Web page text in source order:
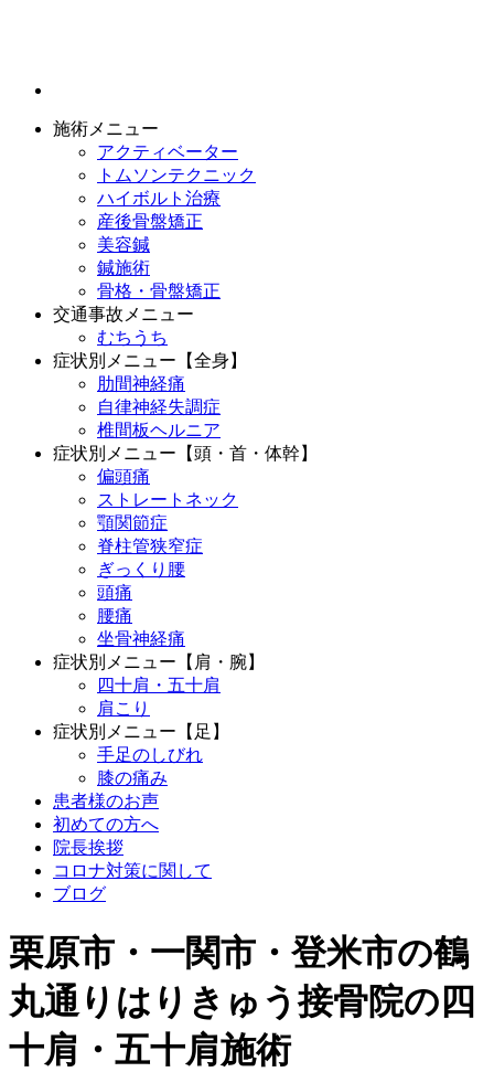
施術メニュー
アクティベーター
トムソンテクニック
ハイボルト治療
産後骨盤矯正
美容鍼
鍼施術
骨格・骨盤矯正
交通事故メニュー
むちうち
症状別メニュー【全身】
肋間神経痛
自律神経失調症
椎間板ヘルニア
症状別メニュー【頭・首・体幹】
偏頭痛
ストレートネック
顎関節症
脊柱管狭窄症
ぎっくり腰
頭痛
腰痛
坐骨神経痛
症状別メニュー【肩・腕】
四十肩・五十肩
肩こり
症状別メニュー【足】
手足のしびれ
膝の痛み
患者様のお声
初めての方へ
院長挨拶
コロナ対策に関して
ブログ
栗原市・一関市・登米市の鶴
丸通りはりきゅう接骨院の四
十肩・五十肩施術